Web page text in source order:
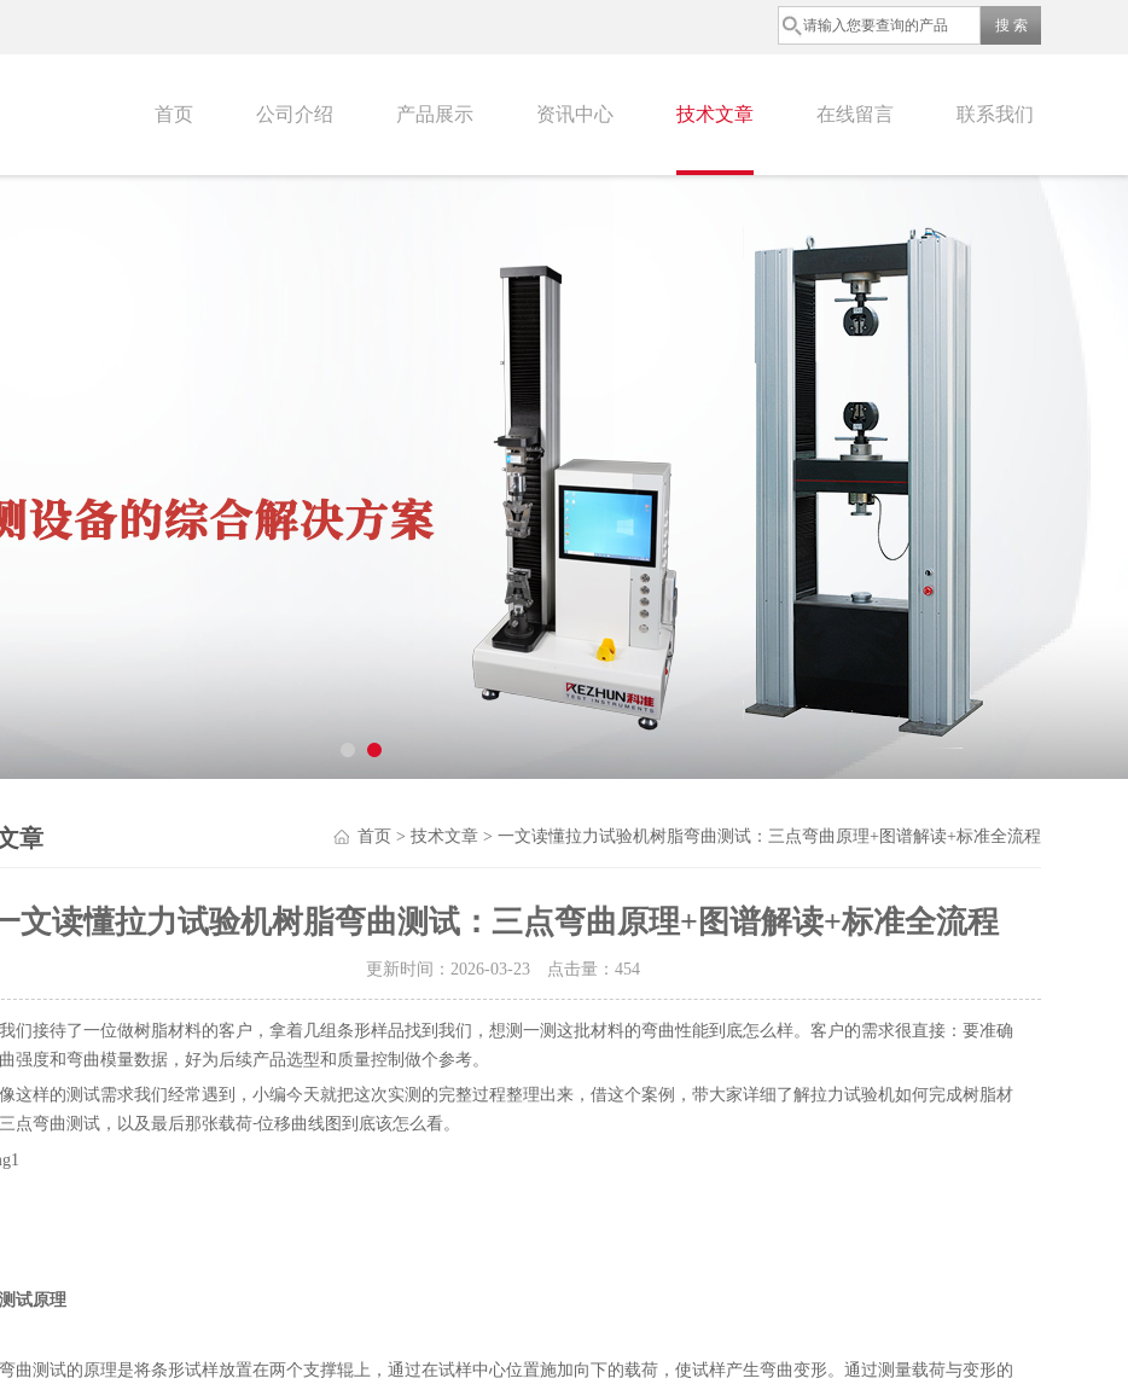
首页 公司介绍 产品展示 资讯中心 技术文章 在线留言 联系我们
章 首页 > 技术文章 > 一文读懂拉力试验机树脂弯曲测试：三点弯曲原理+图谱解读+标准全流程
文读懂拉力试验机树脂弯曲测试：三点弯曲原理+图谱解读+标准全流程
更新时间：2026-03-23 点击量： 454
们接待了一位做树脂材料的客户，拿着几组条形样品找到我们，想测一测这批材料的弯曲性能到底怎么样。客户的需求很直接：要准确
强度和弯曲模量数据，好为后续产品选型和质量控制做个参考。
这样的测试需求我们经常遇到，小编今天就把这次实测的完整过程整理出来，借这个案例，带大家详细了解拉力试验机如何完成树脂材
点弯曲测试，以及最后那张载荷-位移曲线图到底该怎么看。
试原理
曲测试的原理是将条形试样放置在两个支撑辊上，通过在试样中心位置施加向下的载荷，使试样产生弯曲变形。通过测量载荷与变形的